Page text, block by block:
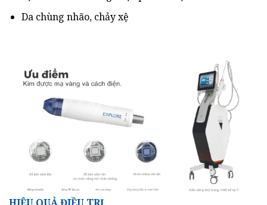
Da chùng nhão, chảy xệ